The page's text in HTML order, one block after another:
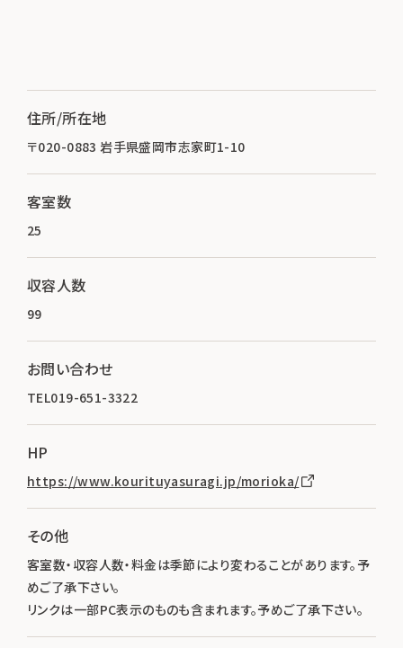
住所/所在地
〒020-0883 岩手県盛岡市志家町1-10
客室数
25
収容人数
99
お問い合わせ
TEL019-651-3322
HP
https://www.kourituyasuragi.jp/morioka/
その他
客室数・収容人数・料金は季節により変わることがあります。予
めご了承下さい。
リンクは一部PC表示のものも含まれます。予めご了承下さい。